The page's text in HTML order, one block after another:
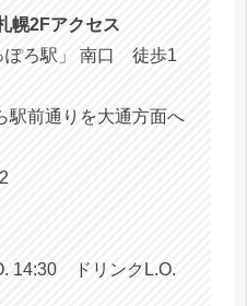
幌2Fアクセス
ぽろ駅」 南口 徒歩1
駅前通りを大通方面へ
14:30 ドリンクL.O.